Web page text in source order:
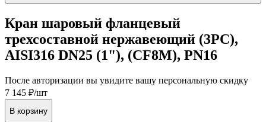
Кран шаровый фланцевый
трехсоставной нержавеющий (3PC),
AISI316 DN25 (1"), (CF8M), PN16
После авторизации вы увидите вашу персональную скидку
7 145 ₽/шт
В корзину